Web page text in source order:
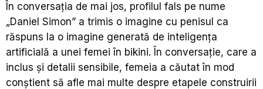
În conversația de mai jos, profilul fals pe nume
„Daniel Simon” a trimis o imagine cu penisul ca
răspuns la o imagine generată de inteligența
artificială a unei femei în bikini. În conversație, care a
inclus și detalii sensibile, femeia a căutat în mod
conștient să afle mai multe despre etapele construirii